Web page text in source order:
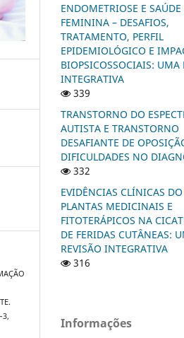
ENDOMETRIOSE E SAÚDE
FEMININA – DESAFIOS,
TRATAMENTO, PERFIL
EPIDEMIOLÓGICO E
BIOPSICOSSOCIAIS: UMA
INTEGRATIVA
339
TRANSTORNO DO
AUTISTA E TRANSTORNO
DESAFIANTE DE
DIFICULDADES NO
332
EVIDÊNCIAS CLÍNICAS
PLANTAS MEDICINAIS E
FITOTERÁPICOS NA
DE FERIDAS CUTÂNEAS:
REVISÃO INTEGRATIVA
316
Informações